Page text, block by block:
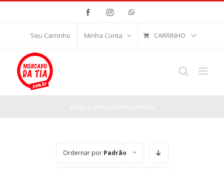
FacebookInstagramWhatsApp
Seu Carrinho Minha Conta CARRINHO
Ordernar por Padrão